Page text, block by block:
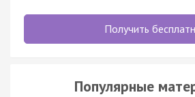
Получить
Популярные